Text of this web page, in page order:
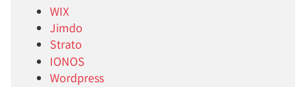
WIX
Jimdo
Strato
IONOS
Wordpress